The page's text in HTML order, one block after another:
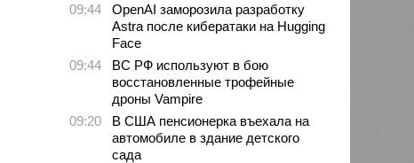
09:44
OpenAI заморозила разработку
Astra после кибератаки на Hugging
Face
09:44
ВС РФ используют в бою
восстановленные трофейные
дроны Vampire
09:20
В США пенсионерка въехала на
автомобиле в здание детского
сада